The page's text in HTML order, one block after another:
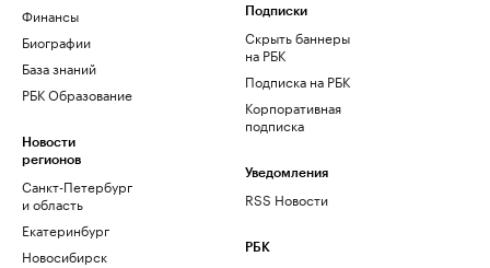
Финансы
Биографии
База знаний
РБК Образование
Новости
регионов
Санкт-Петербург
и область
Екатеринбург
Новосибирск
Подписки
Скрыть баннеры
на РБК
Подписка на РБК
Корпоративная
подписка
Уведомления
RSS Новости
РБК